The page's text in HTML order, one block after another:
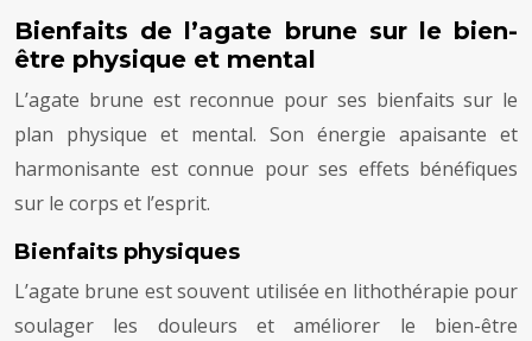
Bienfaits de l’agate brune sur le bien-
être physique et mental
L’agate brune est reconnue pour ses bienfaits sur le
plan physique et mental. Son énergie apaisante et
harmonisante est connue pour ses effets bénéfiques
sur le corps et l’esprit.
Bienfaits physiques
L’agate brune est souvent utilisée en lithothérapie pour
soulager les douleurs et améliorer le bien-être